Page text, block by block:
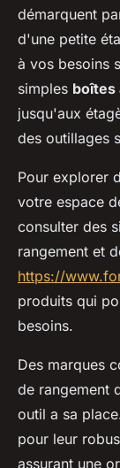
démarquent
d'une petite
à vos besoins
simples boîtes
jusqu'aux
des outillages
Pour explorer
votre espace
consulter des
rangement et
https://
produits qui
besoins.
Des marques
de rangement
outil a sa
pour leur
assurant une